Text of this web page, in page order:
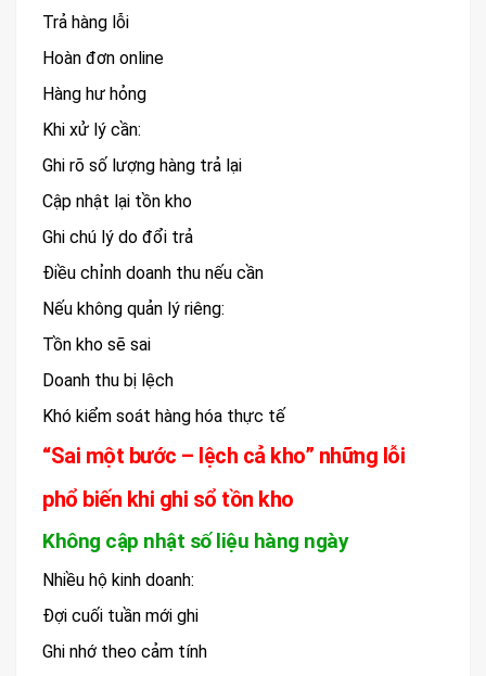
Trả hàng lỗi
Hoàn đơn online
Hàng hư hỏng
Khi xử lý cần:
Ghi rõ số lượng hàng trả lại
Cập nhật lại tồn kho
Ghi chú lý do đổi trả
Điều chỉnh doanh thu nếu cần
Nếu không quản lý riêng:
Tồn kho sẽ sai
Doanh thu bị lệch
Khó kiểm soát hàng hóa thực tế
“Sai một bước – lệch cả kho” những lỗi
phổ biến khi ghi sổ tồn kho
Không cập nhật số liệu hàng ngày
Nhiều hộ kinh doanh:
Đợi cuối tuần mới ghi
Ghi nhớ theo cảm tính